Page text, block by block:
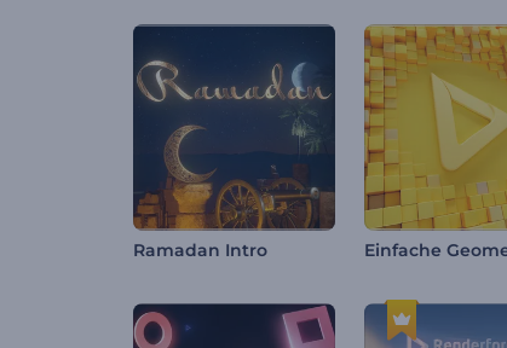
Ramadan Intro